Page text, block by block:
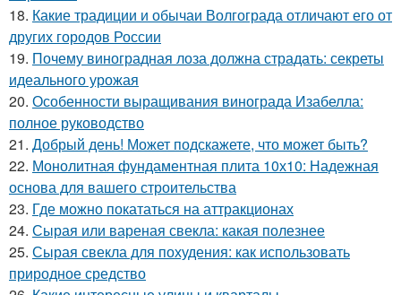
18. Какие традиции и обычаи Волгограда отличают его от
других городов России
19. Почему виноградная лоза должна страдать: секреты
идеального урожая
20. Особенности выращивания винограда Изабелла:
полное руководство
21. Добрый день! Может подскажете, что может быть?
22. Монолитная фундаментная плита 10х10: Надежная
основа для вашего строительства
23. Где можно покататься на аттракционах
24. Сырая или вареная свекла: какая полезнее
25. Сырая свекла для похудения: как использовать
природное средство